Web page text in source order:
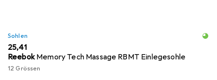
Sohlen
EUR
25,41
Reebok Memory Tech Massage RBMT Einlegesohle
12 Grössen